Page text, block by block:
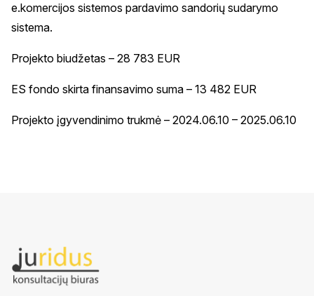
e.komercijos sistemos pardavimo sandorių sudarymo
sistema.
Projekto biudžetas – 28 783 EUR
ES fondo skirta finansavimo suma – 13 482 EUR
Projekto įgyvendinimo trukmė – 2024.06.10 – 2025.06.10